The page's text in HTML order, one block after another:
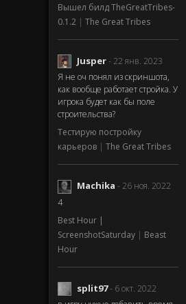
Вышел билд TheGreatTribes-
0.1.2 | The Great Tribes
Jusper- 22 янв. 2023
Я не оч понял из скриншота,
как вообще работает стройка. У
игрока будет как бы поле
строительства?
Тестирую постройку
карьеров | The Great Tribes
Machika - 26 ноя. 2022
4
Best Hour |
ScreenshotSaturday | Beast
Hour
split97- 6 окт. 2022